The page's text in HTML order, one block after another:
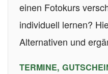
einen Fotokurs
individuell lernen?
Alternativen und
TERMINE,